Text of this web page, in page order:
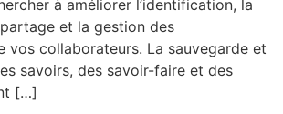
à améliorer l’identification, la
et la gestion des
vos collaborateurs. La sauvegarde et
savoirs, des savoir-faire et des
[…]